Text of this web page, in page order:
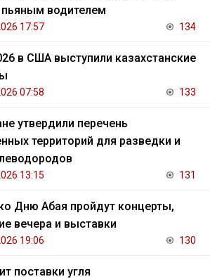
водителем
17:57 134
в США выступили казахстанские
07:58 133
утвердили перечень
территорий для разведки и
13:15 131
Дню Абая пройдут концерты,
вечера и выставки
19:06 130
поставки угля